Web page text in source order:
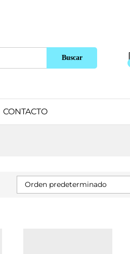
Buscar
CONTACTO
Orden predeterminado